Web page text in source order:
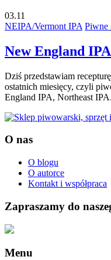
03.11
NEIPA/Vermont IPA Piwne
New England
Dziś przedstawiam
ostatnich miesięcy, czyli
England IPA, Northeast IPA.
O nas
O blogu
O autorce
Kontakt i współpraca
Zapraszamy do
Menu